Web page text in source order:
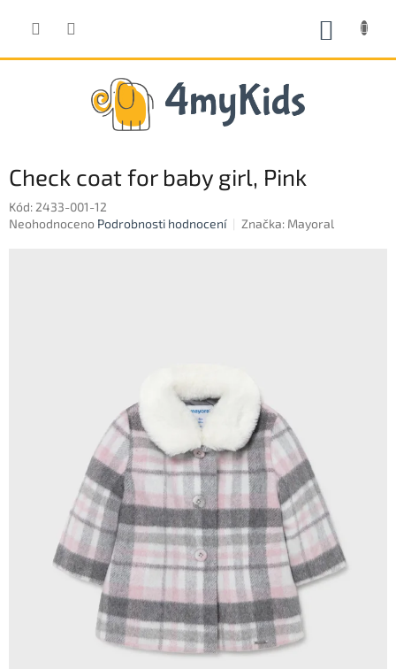
Check coat for baby girl, Pink
Kód: 2433-001-12
Průměrné
Neohodnoceno Podrobnosti hodnocení Značka: Mayoral